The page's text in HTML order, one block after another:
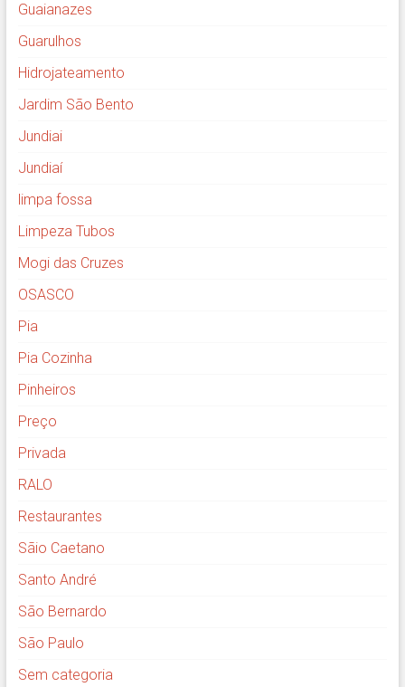
Guaianazes
Guarulhos
Hidrojateamento
Jardim São Bento
Jundiai
Jundiaí
limpa fossa
Limpeza Tubos
Mogi das Cruzes
OSASCO
Pia
Pia Cozinha
Pinheiros
Preço
Privada
RALO
Restaurantes
Sãio Caetano
Santo André
São Bernardo
São Paulo
Sem categoria